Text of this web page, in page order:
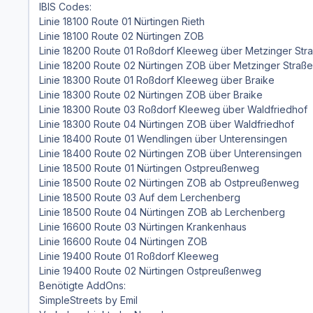
IBIS Codes:
Linie 18100 Route 01 Nürtingen Rieth
Linie 18100 Route 02 Nürtingen ZOB
Linie 18200 Route 01 Roßdorf Kleeweg über Metzinger
Linie 18200 Route 02 Nürtingen ZOB über Metzinger Straße
Linie 18300 Route 01 Roßdorf Kleeweg über Braike
Linie 18300 Route 02 Nürtingen ZOB über Braike
Linie 18300 Route 03 Roßdorf Kleeweg über Waldfriedhof
Linie 18300 Route 04 Nürtingen ZOB über Waldfriedhof
Linie 18400 Route 01 Wendlingen über Unterensingen
Linie 18400 Route 02 Nürtingen ZOB über Unterensingen
Linie 18500 Route 01 Nürtingen Ostpreußenweg
Linie 18500 Route 02 Nürtingen ZOB ab Ostpreußenweg
Linie 18500 Route 03 Auf dem Lerchenberg
Linie 18500 Route 04 Nürtingen ZOB ab Lerchenberg
Linie 16600 Route 03 Nürtingen Krankenhaus
Linie 16600 Route 04 Nürtingen ZOB
Linie 19400 Route 01 Roßdorf Kleeweg
Linie 19400 Route 02 Nürtingen Ostpreußenweg
Benötigte AddOns:
SimpleStreets by Emil